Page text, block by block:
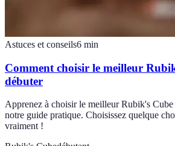
Astuces et conseils6 min
Comment choisir le meilleur
débuter
Apprenez à choisir le meilleur Rubik's Cube
notre guide pratique. Choisissez quelque
vraiment !